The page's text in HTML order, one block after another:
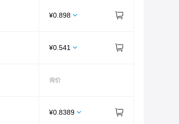
¥0.898
¥0.541
询价
¥0.8389